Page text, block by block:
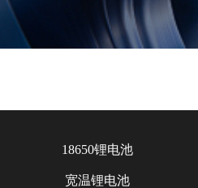
18650锂电池
宽温锂电池